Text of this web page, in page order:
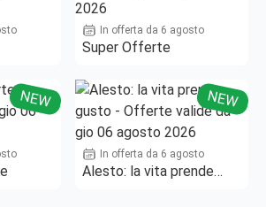
In offerta da 6 agosto
Super Offerte
NEW NEW
In offerta da 6 agosto
Alesto: la vita prende